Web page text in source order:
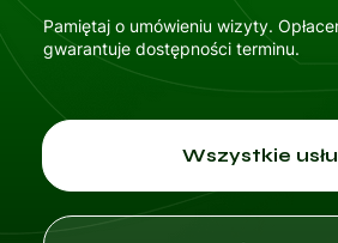
Pamiętaj o umówieniu wizyty.
gwarantuje dostępności terminu.
Wszystkie